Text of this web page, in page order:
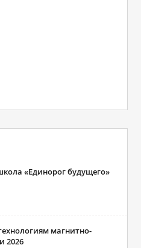
«Единорог будущего»
магнитно-
2026